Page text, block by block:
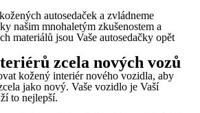
autosedaček a zvládneme
našim mnohaletým zkušenostem a
materiálů jsou Vaše autosedačky opět
zcela nových vozů
kožený interiér nového vozidla, aby
jako nový. Vaše vozidlo je Vaší
to nejlepší.